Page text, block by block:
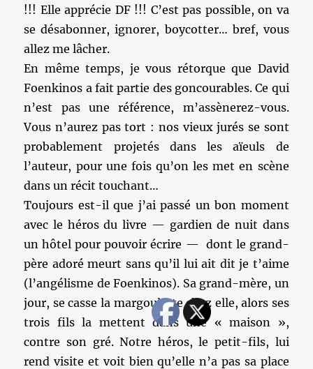
!!! Elle apprécie DF !!! C’est pas possible, on va
se désabonner, ignorer, boycotter… bref, vous
allez me lâcher.
En même temps, je vous rétorque que David
Foenkinos a fait partie des goncourables. Ce qui
n’est pas une référence, m’assènerez-vous.
Vous n’aurez pas tort : nos vieux jurés se sont
probablement projetés dans les aïeuls de
l’auteur, pour une fois qu’on les met en scène
dans un récit touchant…
Toujours est-il que j’ai passé un bon moment
avec le héros du livre — gardien de nuit dans
un hôtel pour pouvoir écrire — dont le grand-
père adoré meurt sans qu’il lui ait dit je t’aime
(l’angélisme de Foenkinos). Sa grand-mère, un
jour, se casse la margoulette chez elle, alors ses
trois fils la mettent dans une « maison »,
contre son gré. Notre héros, le petit-fils, lui
rend visite et voit bien qu’elle n’a pas sa place